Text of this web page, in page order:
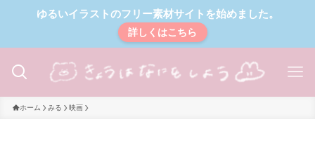
ゆるいイラストのフリー素材サイトを始めました。
詳しくはこちら
ホーム みる 映画